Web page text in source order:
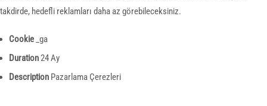
takdirde, hedefli reklamları daha az görebileceksiniz.
Cookie _ga
Duration24 Ay
Description Pazarlama Çerezleri